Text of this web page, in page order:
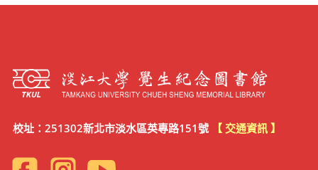
校址：251302新北市淡水區英專路151號 【 交通資訊 】